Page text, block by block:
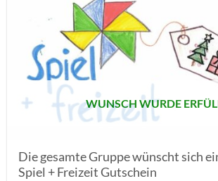
WUNSCH WURDE
Die gesamte Gruppe wünscht sich
Spiel + Freizeit Gutschein